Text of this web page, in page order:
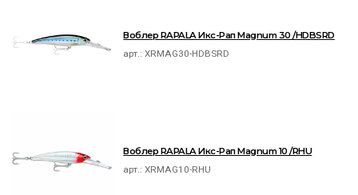
Воблер RAPALA Икс-Рап Magnum 30 /HDBSRD
арт.:XRMAG30-HDBSRD
Воблер RAPALA Икс-Рап Magnum 10 /RHU
арт.:XRMAG10-RHU